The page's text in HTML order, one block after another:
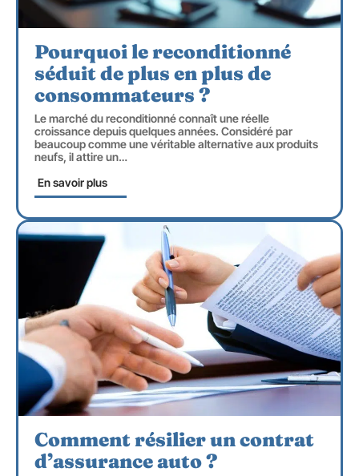
Pourquoi le reconditionné
séduit de plus en plus de
consommateurs ?
Le marché du reconditionné connaît une réelle
croissance depuis quelques années. Considéré par
beaucoup comme une véritable alternative aux produits
neufs, il attire un…
En savoir plus
Comment résilier un contrat
d’assurance auto ?